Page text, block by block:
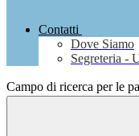
Contatti
Dove Siamo
Segreteria -
Campo di ricerca per le